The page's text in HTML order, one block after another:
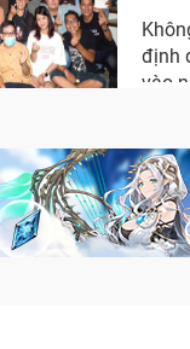
định
vào